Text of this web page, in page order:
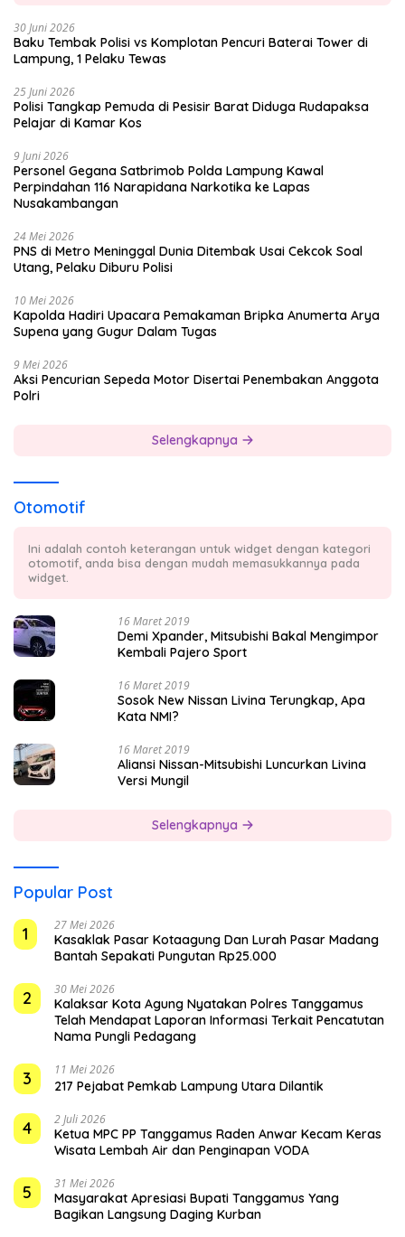
30 Juni 2026
Baku Tembak Polisi vs Komplotan Pencuri Baterai Tower di
Lampung, 1 Pelaku Tewas
25 Juni 2026
Polisi Tangkap Pemuda di Pesisir Barat Diduga Rudapaksa
Pelajar di Kamar Kos
9 Juni 2026
Personel Gegana Satbrimob Polda Lampung Kawal
Perpindahan 116 Narapidana Narkotika ke Lapas
Nusakambangan
24 Mei 2026
PNS di Metro Meninggal Dunia Ditembak Usai Cekcok Soal
Utang, Pelaku Diburu Polisi
10 Mei 2026
Kapolda Hadiri Upacara Pemakaman Bripka Anumerta Arya
Supena yang Gugur Dalam Tugas
9 Mei 2026
Aksi Pencurian Sepeda Motor Disertai Penembakan Anggota
Polri
Selengkapnya
Otomotif
Ini adalah contoh keterangan untuk widget dengan kategori
otomotif, anda bisa dengan mudah memasukkannya pada
widget.
16 Maret 2019
Demi Xpander, Mitsubishi Bakal Mengimpor
Kembali Pajero Sport
16 Maret 2019
Sosok New Nissan Livina Terungkap, Apa
Kata NMI?
16 Maret 2019
Aliansi Nissan-Mitsubishi Luncurkan Livina
Versi Mungil
Selengkapnya
Popular Post
1
27 Mei 2026
Kasaklak Pasar Kotaagung Dan Lurah Pasar Madang
Bantah Sepakati Pungutan Rp25.000
2 30 Mei 2026
Kalaksar Kota Agung Nyatakan Polres Tanggamus
Telah Mendapat Laporan Informasi Terkait Pencatutan
Nama Pungli Pedagang
3 11 Mei 2026
217 Pejabat Pemkab Lampung Utara Dilantik
4 2 Juli 2026
Ketua MPC PP Tanggamus Raden Anwar Kecam Keras
Wisata Lembah Air dan Penginapan VODA
5 31 Mei 2026
Masyarakat Apresiasi Bupati Tanggamus Yang
Bagikan Langsung Daging Kurban